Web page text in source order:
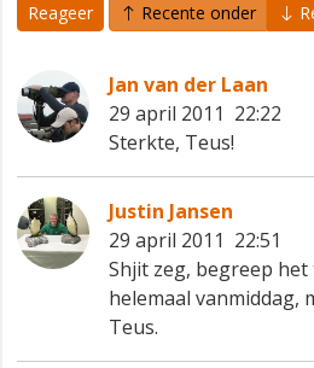
Reageer Recente onder
Jan van der Laan
29 april 2011 22:22
Sterkte, Teus!
Justin Jansen
29 april 2011 22:51
Shjit zeg, begreep
helemaal vanmiddag,
Teus.